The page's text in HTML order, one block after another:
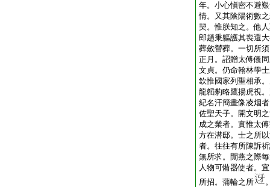
年。小心愼密不避
情。又其陰陽術數
契。惟朕知之。他
郎趙秉軀護其喪還
葬斂營葬。一切所
正月。詔贈太傅儀
文貞。仍命翰林學
欽惟國家列聖相承
龍韜豹略鷹揚虎視
紀名汗簡畫像凌烟
佐聖天子。開文明
成之業者。實惟太
方在潜邸。士之所
者。往往有所陳訴
無所求。閒燕之際
人物可備器使者。
所招。蒲輪之所